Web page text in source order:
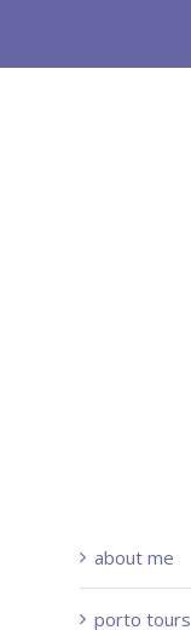
about me
porto tours